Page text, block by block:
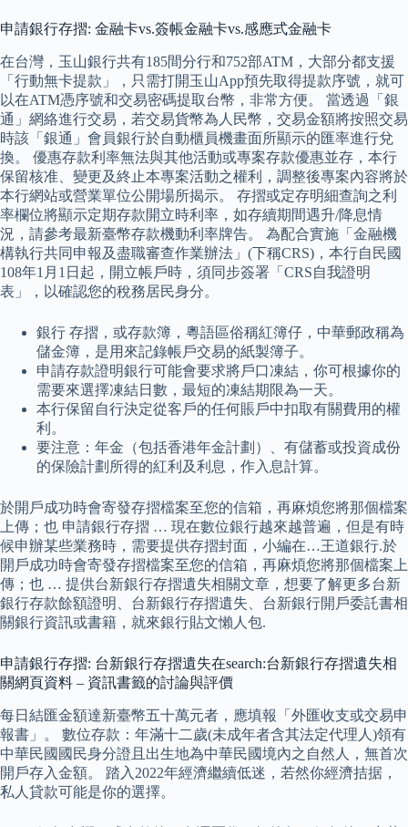
申請銀行存摺: 金融卡vs.簽帳金融卡vs.感應式金融卡
在台灣，玉山銀行共有185間分行和752部ATM，大部分都支援
「行動無卡提款」，只需打開玉山App預先取得提款序號，就可
以在ATM憑序號和交易密碼提取台幣，非常方便。 當透過「銀
通」網絡進行交易，若交易貨幣為人民幣，交易金額將按照交易
時該「銀通」會員銀行於自動櫃員機畫面所顯示的匯率進行兌
換。 優惠存款利率無法與其他活動或專案存款優惠並存，本行
保留核准、變更及終止本專案活動之權利，調整後專案內容將於
本行網站或營業單位公開場所揭示。 存摺或定存明細查詢之利
率欄位將顯示定期存款開立時利率，如存續期間遇升/降息情
況，請參考最新臺幣存款機動利率牌告。 為配合實施「金融機
構執行共同申報及盡職審查作業辦法」(下稱CRS)，本行自民國
108年1月1日起，開立帳戶時，須同步簽署「CRS自我證明
表」，以確認您的稅務居民身分。
銀行 存摺，或存款簿，粵語區俗稱紅簿仔，中華郵政稱為
儲金簿，是用來記錄帳戶交易的紙製簿子。
申請存款證明銀行可能會要求將戶口凍結，你可根據你的
需要來選擇凍結日數，最短的凍結期限為一天。
本行保留自行決定從客戶的任何賬戶中扣取有關費用的權
利。
要注意：年金（包括香港年金計劃）、有儲蓄或投資成份
的保險計劃所得的紅利及利息，作入息計算。
於開戶成功時會寄發存摺檔案至您的信箱，再麻煩您將那個檔案
上傳；也 申請銀行存摺 … 現在數位銀行越來越普遍，但是有時
候申辦某些業務時，需要提供存摺封面，小編在…王道銀行.於
開戶成功時會寄發存摺檔案至您的信箱，再麻煩您將那個檔案上
傳；也 … 提供台新銀行存摺遺失相關文章，想要了解更多台新
銀行存款餘額證明、台新銀行存摺遺失、台新銀行開戶委託書相
關銀行資訊或書籍，就來銀行貼文懶人包.
申請銀行存摺: 台新銀行存摺遺失在search:台新銀行存摺遺失相
關網頁資料 – 資訊書籤的討論與評價
每日結匯金額達新臺幣五十萬元者，應填報「外匯收支或交易申
報書」。 數位存款：年滿十二歲(未成年者含其法定代理人)領有
中華民國國民身分證且出生地為中華民國境內之自然人，無首次
開戶存入金額。 踏入2022年經濟繼續低迷，若然你經濟拮据，
私人貸款可能是你的選擇。